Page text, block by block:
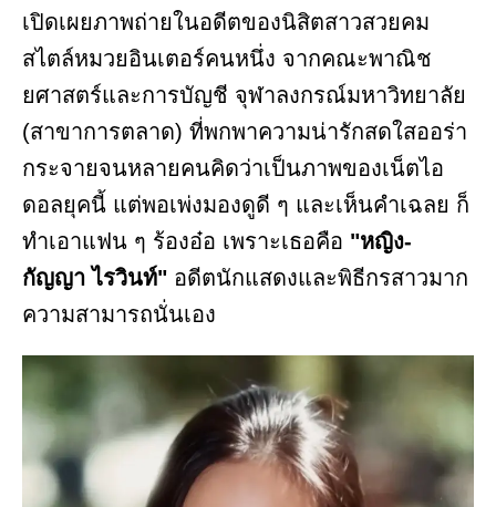
เปิดเผยภาพถ่ายในอดีตของนิสิตสาวสวยคม
สไตล์หมวยอินเตอร์คนหนึ่ง จากคณะพาณิช
ยศาสตร์และการบัญชี จุฬาลงกรณ์มหาวิทยาลัย
(สาขาการตลาด) ที่พกพาความน่ารักสดใสออร่า
กระจายจนหลายคนคิดว่าเป็นภาพของเน็ตไอ
ดอลยุคนี้ แต่พอเพ่งมองดูดี ๆ และเห็นคำเฉลย ก็
ทำเอาแฟน ๆ ร้องอ๋อ เพราะเธอคือ "หญิง-
กัญญา ไรวินท์" อดีตนักแสดงและพิธีกรสาวมาก
ความสามารถนั่นเอง